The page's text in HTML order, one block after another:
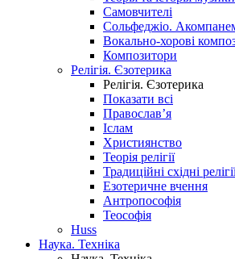
Самовчителі
Сольфеджіо.
Вокально-хорові
Композитори
Релігія. Єзотерика
Релігія. Єзотерика
Показати всі
Православ’я
Іслам
Християнство
Теорія релігії
Традиційні східні
Езотеричне вчення
Антропософія
Теософія
Huss
Наука. Техніка